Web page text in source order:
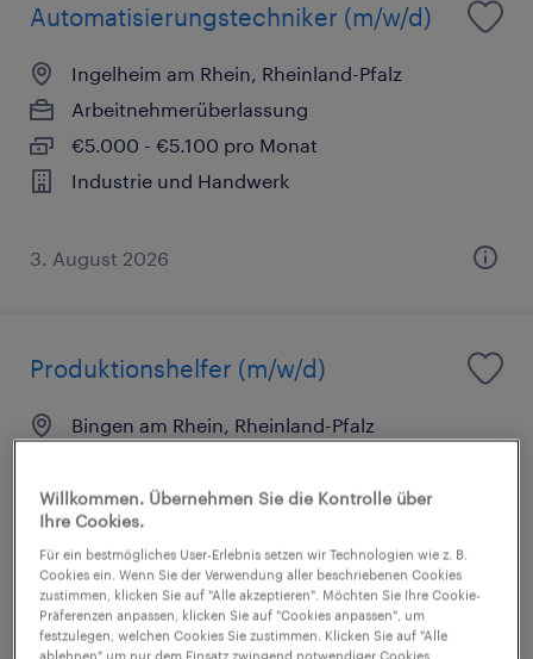
Automatisierungstechniker (m/w/d)
Ingelheim am Rhein, Rheinland-Pfalz
Arbeitnehmerüberlassung
€5.000 - €5.100 pro Monat
Industrie und Handwerk
3. August 2026
Produktionshelfer (m/w/d)
Bingen am Rhein, Rheinland-Pfalz
€17,20 - €24,68 pro Stunde
Industrie und Handwerk
1. August 2026
Willkommen. Übernehmen Sie die Kontrolle über
Ihre Cookies.
Für ein bestmögliches User-Erlebnis setzen wir Technologien wie z. B.
Cookies ein. Wenn Sie der Verwendung aller beschriebenen Cookies
zustimmen, klicken Sie auf "Alle akzeptieren". Möchten Sie Ihre Cookie-
Präferenzen anpassen, klicken Sie auf "Cookies anpassen", um
festzulegen, welchen Cookies Sie zustimmen. Klicken Sie auf "Alle
ablehnen" um nur dem Einsatz zwingend notwendiger Cookies